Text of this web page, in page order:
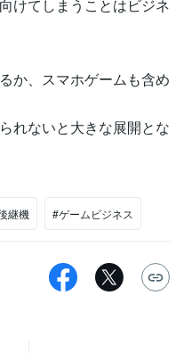
けてしまうことはビジネ
か、スマホゲームも含め
れないと大きな展開とな
継機 #ゲームビジネス